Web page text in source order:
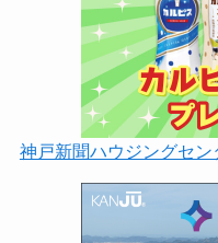
神戸新聞ハウジングセ